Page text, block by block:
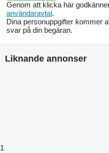
Genom att klicka här
användaravtal.
Dina personuppgifter kommer
svar på din begäran.
Liknande annonser
1